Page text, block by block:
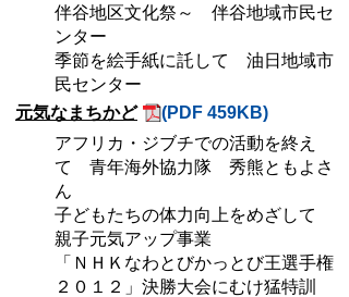
伴谷地区文化祭～ 伴谷地域市民セ
ンター
季節を絵手紙に託して 油日地域市
民センター
元気なまちかど
(PDF 459KB)
アフリカ・ジブチでの活動を終え
て 青年海外協力隊 秀熊ともよさ
ん
子どもたちの体力向上をめざして
親子元気アップ事業
「ＮＨＫなわとびかっとび王選手権
２０１２」決勝大会にむけ猛特訓